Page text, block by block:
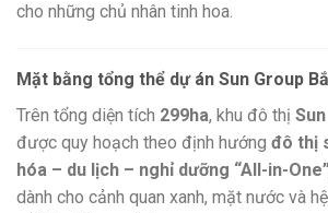
cho những chủ nhân tinh hoa.
Mặt bằng tổng thể dự án Sun Group
Trên tổng diện tích 299ha, khu đô thị
được quy hoạch theo định hướng đô thị
hóa – du lịch – nghỉ dưỡng “All-in-
dành cho cảnh quan xanh, mặt nước và